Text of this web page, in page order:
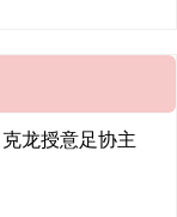
龙授意足协主